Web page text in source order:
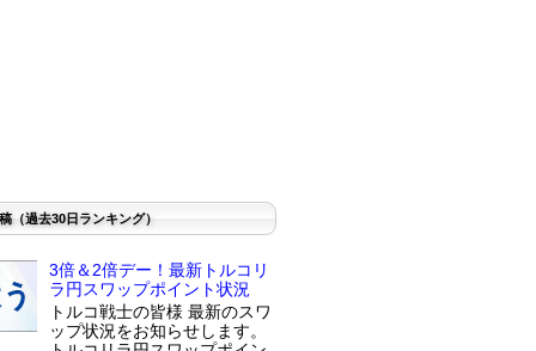
（過去30日ランキング）
3倍＆2倍デー！最新トルコリ
ラ円スワップポイント状況
トルコ戦士の皆様 最新のスワ
ップ状況をお知らせします。